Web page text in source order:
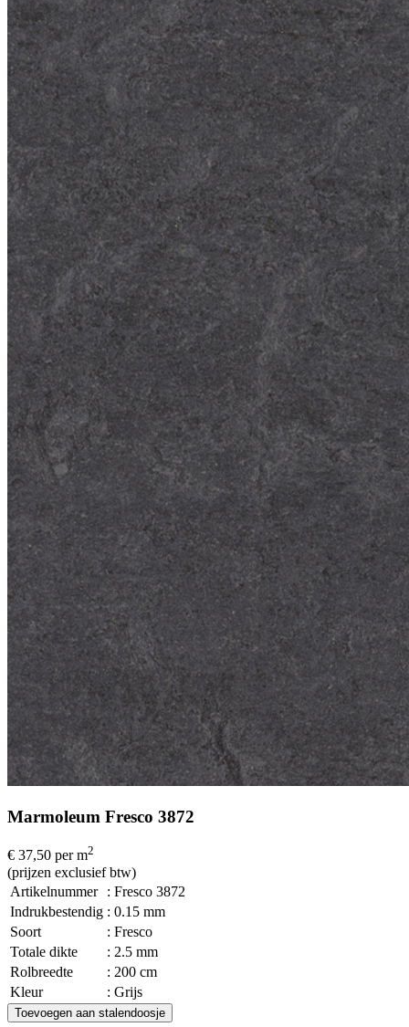
Marmoleum Fresco 3872
€ 37,50 per m2
(prijzen exclusief btw)
Artikelnummer
: Fresco 3872
Indrukbestendig : 0.15 mm
Soort
: Fresco
Totale dikte
: 2.5 mm
Rolbreedte
: 200 cm
Kleur
: Grijs
Toevoegen aan stalendoosje